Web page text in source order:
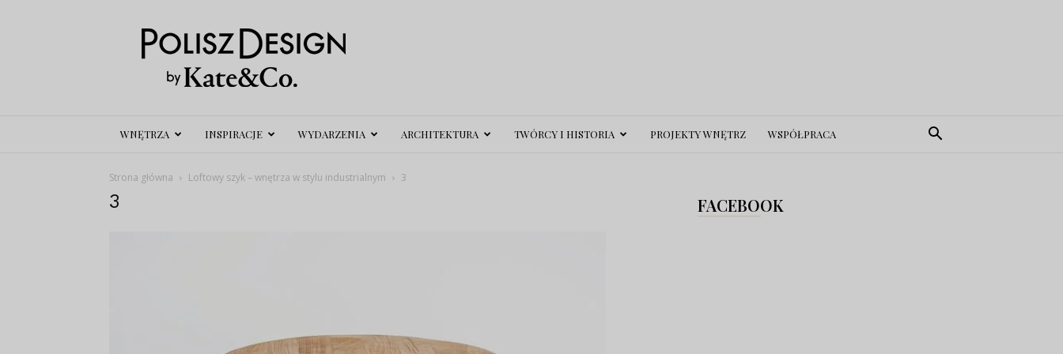
Polisz
Design
WNĘTRZA INSPIRACJE WYDARZENIA ARCHITEKTURA TWÓRCY I HISTORIA PROJEKTY WNĘTRZ WSPÓŁPRACA
Strona główna Loftowy szyk – wnętrza w stylu industrialnym 3
3 FACEBOOK